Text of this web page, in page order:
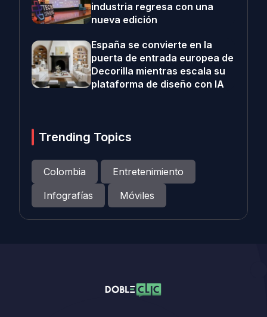
industria regresa con una
nueva edición
España se convierte en la
puerta de entrada europea de
Decorilla mientras escala su
plataforma de diseño con IA
Trending Topics
Colombia
Entretenimiento
Infografías
Móviles